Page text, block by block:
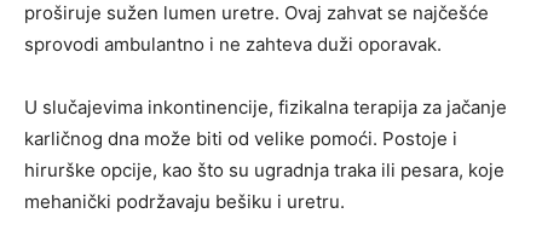
proširuje sužen lumen uretre. Ovaj zahvat se najčešće
sprovodi ambulantno i ne zahteva duži oporavak.
U slučajevima inkontinencije, fizikalna terapija za jačanje
karličnog dna može biti od velike pomoći. Postoje i
hirurške opcije, kao što su ugradnja traka ili pesara, koje
mehanički podržavaju bešiku i uretru.